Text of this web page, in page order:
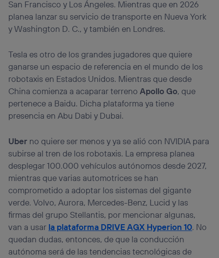
San Francisco y Los Ángeles. Mientras que en 2026
planea lanzar su servicio de transporte en Nueva York
y Washington D. C., y también en Londres.
Tesla es otro de los grandes jugadores que quiere
ganarse un espacio de referencia en el mundo de los
robotaxis en Estados Unidos. Mientras que desde
China comienza a acaparar terrenoApollo Go, que
pertenece a Baidu. Dicha plataforma ya tiene
presencia en Abu Dabi y Dubai.
Uber no quiere ser menos y ya se alió con NVIDIA para
subirse al tren de los robotaxis. La empresa planea
desplegar 100.000 vehículos autónomos desde 2027,
mientras que varias automotrices se han
comprometido a adoptar los sistemas del gigante
verde. Volvo, Aurora, Mercedes-Benz, Lucid y las
firmas del grupo Stellantis, por mencionar algunas,
van a usar la plataforma DRIVE AGX Hyperion 10. No
quedan dudas, entonces, de que la conducción
autónoma será de las tendencias tecnológicas de